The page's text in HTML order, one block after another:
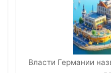
Власти Германии